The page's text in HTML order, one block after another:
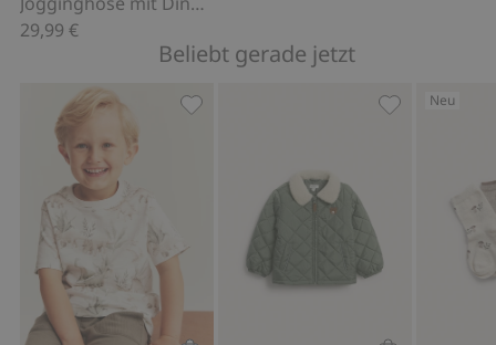
29,99 €
Beliebt gerade jetzt
Neu